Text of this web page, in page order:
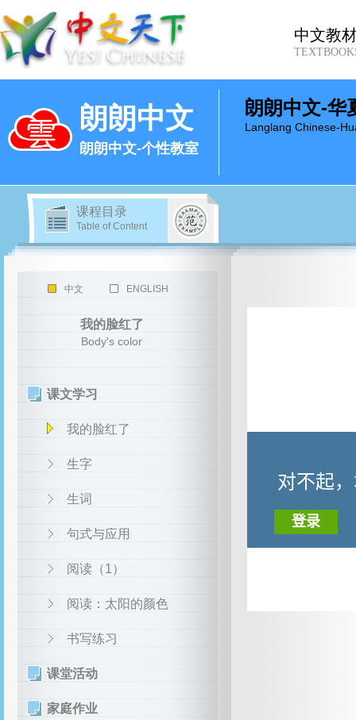
中文教
朗朗中文
朗朗中文-个性教室
朗朗中文-华
Langlang Chinese-
课程目录
Table of Content
中文 ENGLISH
我的脸红了
Body's color
课文学习
我的脸红了
生字
生词
句式与应用
阅读（1）
阅读：太阳的颜色
书写练习
课堂活动
家庭作业